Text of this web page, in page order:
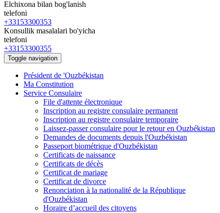
Elchixona bilan bog'lanish
telefoni
+33153300353
Konsullik masalalari bo'yicha
telefoni
+33153300355
Toggle navigation
Président de 'Ouzbékistan
Ma Constitution
Service Consulaire
File d'attente électronique
Inscription au registre consulaire permanent
Inscription au registre consulaire temporaire
Laissez-passer consulaire pour le retour en Ouzbékistan
Demandes de documents depuis l'Ouzbékistan
Passeport biométrique d'Ouzbékistan
Certificats de naissance
Certificats de décès
Certificat de mariage
Certificat de divorce
Renonciation à la nationalité de la République
d'Ouzbékistan
Horaire d’accueil des citoyens